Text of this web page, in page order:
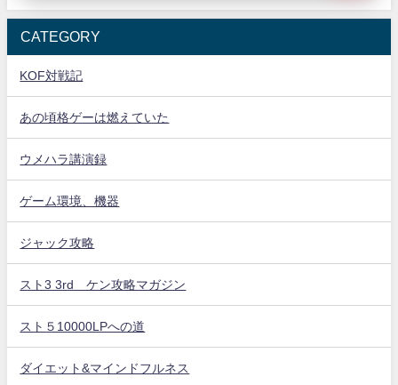
CATEGORY
KOF対戦記
あの頃格ゲーは燃えていた
ウメハラ講演録
ゲーム環境、機器
ジャック攻略
スト3 3rd ケン攻略マガジン
スト５10000LPへの道
ダイエット&マインドフルネス